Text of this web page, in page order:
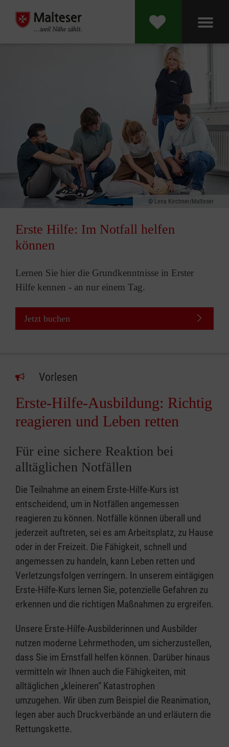
Lena Kirchner/Malteser
Erste Hilfe: Im Notfall helfen
können
Lernen Sie hier die Grundkenntnisse in Erster
Hilfe kennen - an nur einem Tag.
Jetzt buchen
Vorlesen
Erste-Hilfe-Ausbildung: Richtig
reagieren und Leben retten
Für eine sichere Reaktion bei
alltäglichen Notfällen
Die Teilnahme an einem Erste-Hilfe-Kurs ist
entscheidend, um in Notfällen angemessen
reagieren zu können. Notfälle können überall und
jederzeit auftreten, sei es am Arbeitsplatz, zu Hause
oder in der Freizeit. Die Fähigkeit, schnell und
angemessen zu handeln, kann Leben retten und
Verletzungsfolgen verringern. In unserem eintägigen
Erste-Hilfe-Kurs lernen Sie, potenzielle Gefahren zu
erkennen und die richtigen Maßnahmen zu ergreifen.
Unsere Erste-Hilfe-Ausbilderinnen und Ausbilder
nutzen moderne Lehrmethoden, um sicherzustellen,
dass Sie im Ernstfall helfen können. Darüber hinaus
vermitteln wir Ihnen auch die Fähigkeiten, mit
alltäglichen „kleineren” Katastrophen
umzugehen. Wir üben zum Beispiel die Reanimation,
legen aber auch Druckverbände an und erläutern die
Rettungskette.